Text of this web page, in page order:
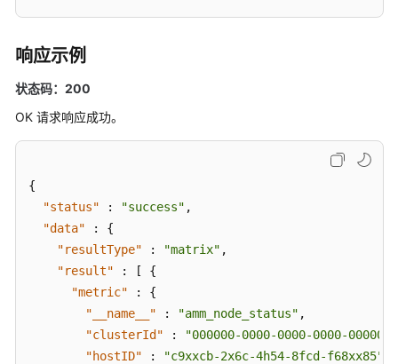
指
（安
拉
区
（安
响应示例
状态码：200
OK 请求响应成功。
{
"status"
: "success" ,
"data"
:
{
"resultType"
: "matrix" ,
"result"
: [
{
"metric"
:
{
"__name__"
: "amm_node_status" ,
"clusterId"
:
"000000-0000-0000-0000-
"hostID"
: "c9xxcb-2x6c-4h54-8fcd-f68xx85"